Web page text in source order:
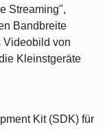
Streaming",
Bandbreite
Videobild von
Kleinstgeräte
Kit (SDK) für